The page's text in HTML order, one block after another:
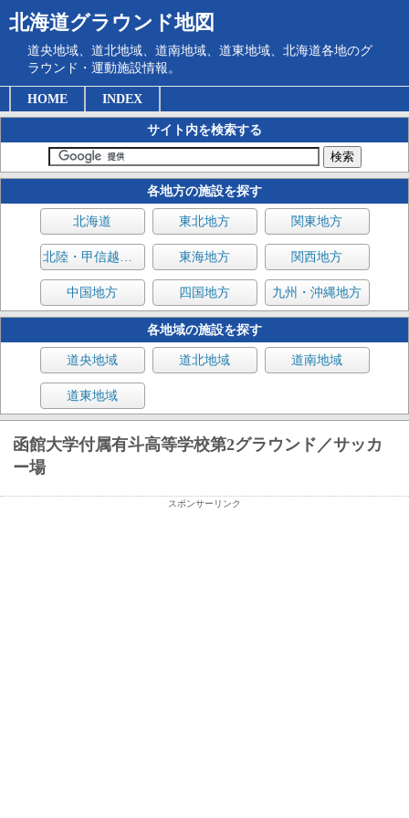
北海道グラウンド地図
道央地域、道北地域、道南地域、道東地域、北海道各地のグ
ラウンド・運動施設情報。
HOME INDEX
サイト内を検索する
各地方の施設を探す
北海道 東北地方 関東地方
北陸・甲信越地方 東海地方 関西地方
中国地方 四国地方 九州・沖縄地方
各地域の施設を探す
道央地域 道北地域 道南地域
道東地域
函館大学付属有斗高等学校第2グラウンド／サッカ
ー場
スポンサーリンク